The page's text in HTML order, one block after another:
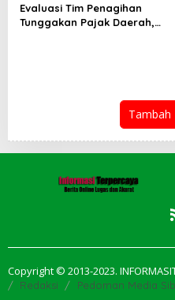
Evaluasi Tim Penagihan
Tunggakan Pajak Daerah,
Tambah
Copyright © 2013-2023.
Redaksi Pedoman Media